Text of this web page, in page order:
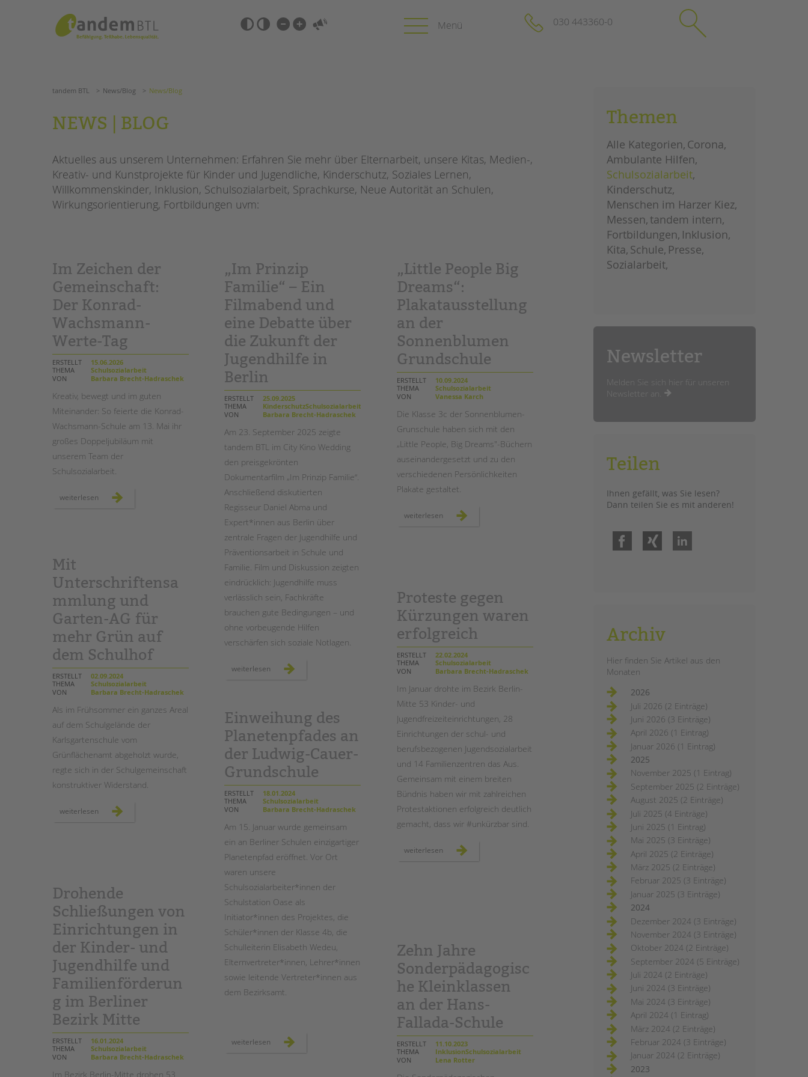
Barrierefrei-
Einstellungen
überspringen
ANGEBOTE
SCHULE & GANZTAG
Grundschulen
Oberschulen
Förderzentren
Tagesgruppen
EINGLIEDERUNGSHILFE
BETREUTES WOHNEN
Seminarräume
STADTTEILARBEIT
Kinder- und Jugendschutz
Unsere Videos
Gesellschafter VdK
schoolcoach BTL
tandem als Arbeitgeberin
NEWS/BLOG
Magazin
Impressum
Datenschutz
Hinweisgebersystem
Intranet
tandem BTL News/Blog schließen
030 443360-0
Suchen
tandem BTL News/Blog News/Blog
NEWS | BLOG
Aktuelles aus unserem Unternehmen: Erfahren Sie mehr über Elternarbeit, unsere Kitas, Medien-,
Kreativ- und Kunstprojekte für Kinder und Jugendliche, Kinderschutz, Soziales Lernen,
Willkommenskinder, Inklusion, Schulsozialarbeit, Sprachkurse, Neue Autorität an Schulen,
Wirkungsorientierung, Fortbildungen uvm:
Im Zeichen der
Gemeinschaft:
Der Konrad-
Wachsmann-
Werte-Tag
ERSTELLT
15.06.2026
THEMA
Schulsozialarbeit
VON
Barbara Brecht-Hadraschek
Kreativ, bewegt und im guten
Miteinander: So feierte die Konrad-
Wachsmann-Schule am 13. Mai ihr
großes Doppeljubiläum mit
unserem Team der
Schulsozialarbeit.
weiterlesen
zeichen
„Im Prinzip
Familie“ – Ein
Filmabend und
eine Debatte über
die Zukunft der
Jugendhilfe in
Berlin
ERSTELLT
25.09.2025
THEMA
KinderschutzSchulsozialarbeitSozialarbeit
VON
Barbara Brecht-Hadraschek
Am 23. September 2025 zeigte
tandem BTL im City Kino Wedding
den preisgekrönten
Dokumentarfilm „Im Prinzip Familie“.
Anschließend diskutierten
Regisseur Daniel Abma und
Expert*innen aus Berlin über
zentrale Fragen der Jugendhilfe und
Präventionsarbeit in Schule und
Familie. Film und Diskussion zeigten
eindrücklich: Jugendhilfe muss
verlässlich sein, Fachkräfte
brauchen gute Bedingungen – und
ohne vorbeugende Hilfen
verschärfen sich soziale Notlagen.
weiterlesen
prinzip
und
eine
debatte
über
die
zukunft
der
jugendhilfe
in
berlin
„Little People Big
Dreams“:
Plakatausstellung
an der
Sonnenblumen
Grundschule
ERSTELLT
10.09.2024
THEMA
Schulsozialarbeit
VON
Vanessa Karch
Die Klasse 3c der Sonnenblumen-
Grunschule haben sich mit den
„Little People, Big Dreams"-Büchern
auseinandergesetzt und zu den
verschiedenen Persönlichkeiten
Plakate gestaltet.
weiterlesen „little
people
Mit
Unterschriftensa
mmlung und
Garten-AG für
mehr Grün auf
dem Schulhof
ERSTELLT
02.09.2024
THEMA
Schulsozialarbeit
VON
Barbara Brecht-Hadraschek
Als im Frühsommer ein ganzes Areal
auf dem Schulgelände der
Karlsgartenschule vom
Grünflächenamt abgeholzt wurde,
regte sich in der Schulgemeinschaft
konstruktiver Widerstand.
weiterlesen
unterschriftensammlung
Proteste gegen
Kürzungen waren
erfolgreich
ERSTELLT
22.02.2024
THEMA
Schulsozialarbeit
VON
Barbara Brecht-Hadraschek
Im Januar drohte im Bezirk Berlin-
Mitte 53 Kinder- und
Jugendfreizeiteinrichtungen, 28
Einrichtungen der schul- und
berufsbezogenen Jugendsozialarbeit
und 14 Familienzentren das Aus.
Gemeinsam mit einem breiten
Bündnis haben wir mit zahlreichen
Protestaktionen erfolgreich deutlich
gemacht, dass wir #unkürzbar sind.
weiterlesen proteste
gegen
Einweihung des
Planetenpfades an
der Ludwig-Cauer-
Grundschule
ERSTELLT
18.01.2024
THEMA
Schulsozialarbeit
VON
Barbara Brecht-Hadraschek
Am 15. Januar wurde gemeinsam
ein an Berliner Schulen einzigartiger
Planetenpfad eröffnet. ­Vor Ort
waren unsere
Schulsozialarbeiter*innen der
Schulstation Oase als
Initiator*innen des Projektes, die
Schüler*innen der Klasse 4b, die
Schulleiterin Elisabeth Wedeu,
Elternvertreter*innen, Lehrer*innen
sowie leitende Vertreter*innen aus
dem Bezirksamt.
weiterlesen einweihung
Drohende
Schließungen von
Einrichtungen in
der Kinder- und
Jugendhilfe und
Familienförderun
g im Berliner
Bezirk Mitte
ERSTELLT
16.01.2024
THEMA
Schulsozialarbeit
VON
Barbara Brecht-Hadraschek
Im Bezirk Berlin-Mitte drohen 53
Zehn Jahre
Sonderpädagogisc
he Kleinklassen
an der Hans-
Fallada-Schule
ERSTELLT
11.10.2023
THEMA
InklusionSchulsozialarbeit
VON
Lena Rotter
Themen
Alle Kategorien Corona
Ambulante Hilfen
Schulsozialarbeit
Kinderschutz
Menschen im Harzer Kiez
Messen tandem intern
Fortbildungen Inklusion
Kita Schule Presse
Sozialarbeit
Newsletter
Melden Sie sich hier für unseren
Newsletter an.
Teilen
Ihnen gefällt, was Sie lesen?
Dann teilen Sie es mit anderen!
Facebook
Archiv
Hier finden Sie Artikel aus den
Monaten
2026
Juli 2026 (2 Einträge)
Juni 2026 (3 Einträge)
April 2026 (1 Eintrag)
Januar 2026 (1 Eintrag)
2025
November 2025 (1 Eintrag)
September 2025 (2 Einträge)
August 2025 (2 Einträge)
Juli 2025 (4 Einträge)
Juni 2025 (1 Eintrag)
Mai 2025 (3 Einträge)
April 2025 (2 Einträge)
März 2025 (2 Einträge)
Februar 2025 (3 Einträge)
Januar 2025 (3 Einträge)
2024
Dezember 2024 (3 Einträge)
November 2024 (3 Einträge)
Oktober 2024 (2 Einträge)
September 2024 (5 Einträge)
Juli 2024 (2 Einträge)
Juni 2024 (3 Einträge)
Mai 2024 (3 Einträge)
April 2024 (1 Eintrag)
März 2024 (2 Einträge)
Februar 2024 (3 Einträge)
Januar 2024 (2 Einträge)
2023